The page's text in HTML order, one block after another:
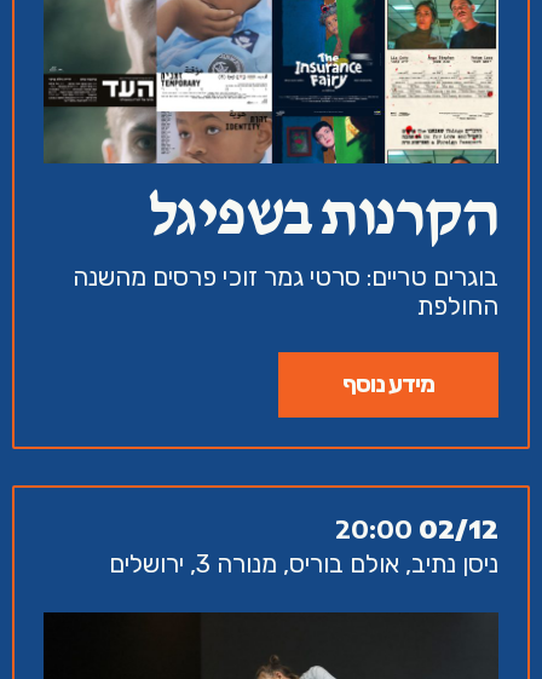
הקרנות בשפיגל
בוגרים טריים: סרטי גמר זוכי פרסים מהשנה
החולפת
מידע נוסף
02/12
20:00
ניסן נתיב, אולם בוריס, מנורה 3, ירושלים